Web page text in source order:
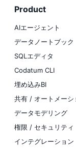
Product
AIエージェント
データノートブック
SQLエディタ
Codatum CLI
埋め込みBI
共有 / オートメーシ
データモデリング
権限 / セキュリティ
インテグレーション